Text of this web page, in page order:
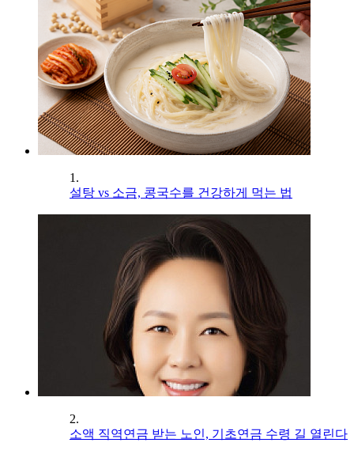
1.
설탕 vs 소금, 콩국수를 건강하게 먹는 법
2.
소액 직역연금 받는 노인, 기초연금 수령 길 열린다